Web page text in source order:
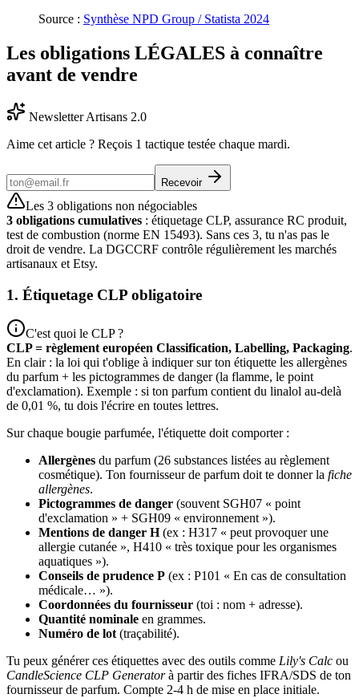
Source : Synthèse NPD Group / Statista 2024
Les obligations LÉGALES à connaître
avant de vendre
Newsletter Artisans 2.0
Aime cet article ? Reçois 1 tactique testée chaque mardi.
Recevoir
Les 3 obligations non négociables
3 obligations cumulatives : étiquetage CLP, assurance RC produit,
test de combustion (norme EN 15493). Sans ces 3, tu n'as pas le
droit de vendre. La DGCCRF contrôle régulièrement les marchés
artisanaux et Etsy.
1. Étiquetage CLP obligatoire
C'est quoi le CLP ?
CLP = règlement européen Classification, Labelling, Packaging.
En clair : la loi qui t'oblige à indiquer sur ton étiquette les allergènes
du parfum + les pictogrammes de danger (la flamme, le point
d'exclamation). Exemple : si ton parfum contient du linalol au-delà
de 0,01 %, tu dois l'écrire en toutes lettres.
Sur chaque bougie parfumée, l'étiquette doit comporter :
Allergènes du parfum (26 substances listées au règlement
cosmétique). Ton fournisseur de parfum doit te donner la fiche
allergènes.
Pictogrammes de danger (souvent SGH07 « point
d'exclamation » + SGH09 « environnement »).
Mentions de danger H(ex : H317 « peut provoquer une
allergie cutanée », H410 « très toxique pour les organismes
aquatiques »).
Conseils de prudence P (ex : P101 « En cas de consultation
médicale… »).
Coordonnées du fournisseur (toi : nom + adresse).
Quantité nominale en grammes.
Numéro de lot(traçabilité).
Tu peux générer ces étiquettes avec des outils comme Lily's Calc ou
CandleScience CLP Generatorà partir des fiches IFRA/SDS de ton
fournisseur de parfum. Compte 2-4 h de mise en place initiale.